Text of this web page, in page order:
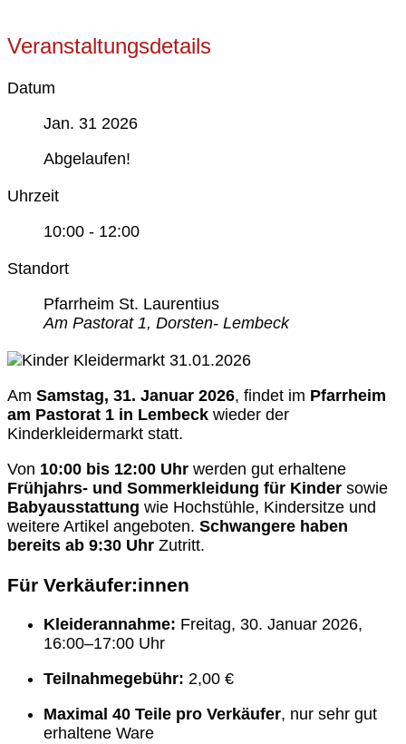
Veranstaltungsdetails
Datum
Jan. 31 2026
Abgelaufen!
Uhrzeit
10:00 - 12:00
Standort
Pfarrheim St. Laurentius
Am Pastorat 1, Dorsten- Lembeck
Am Samstag, 31. Januar 2026, findet im Pfarrheim
am Pastorat 1 in Lembeck wieder der
Kinderkleidermarkt statt.
Von 10:00 bis 12:00 Uhr werden gut erhaltene
Frühjahrs- und Sommerkleidung für Kinder sowie
Babyausstattung wie Hochstühle, Kindersitze und
weitere Artikel angeboten. Schwangere haben
bereits ab 9:30 Uhr Zutritt.
Für Verkäufer:innen
Kleiderannahme: Freitag, 30. Januar 2026,
16:00–17:00 Uhr
Teilnahmegebühr: 2,00 €
Maximal 40 Teile pro Verkäufer, nur sehr gut
erhaltene Ware